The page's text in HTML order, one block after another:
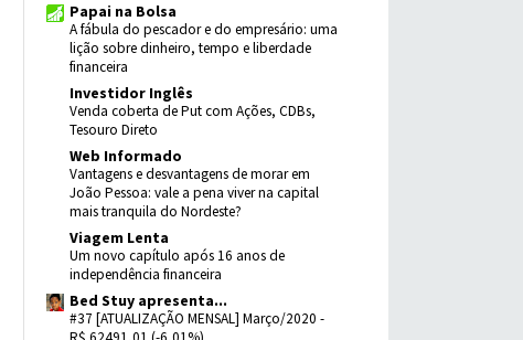
Papai na Bolsa
A fábula do pescador e do empresário: uma
lição sobre dinheiro, tempo e liberdade
financeira
Investidor Inglês
Venda coberta de Put com Ações, CDBs,
Tesouro Direto
Web Informado
Vantagens e desvantagens de morar em
João Pessoa: vale a pena viver na capital
mais tranquila do Nordeste?
Viagem Lenta
Um novo capítulo após 16 anos de
independência financeira
Bed Stuy apresenta...
#37 [ATUALIZAÇÃO MENSAL] Março/2020 -